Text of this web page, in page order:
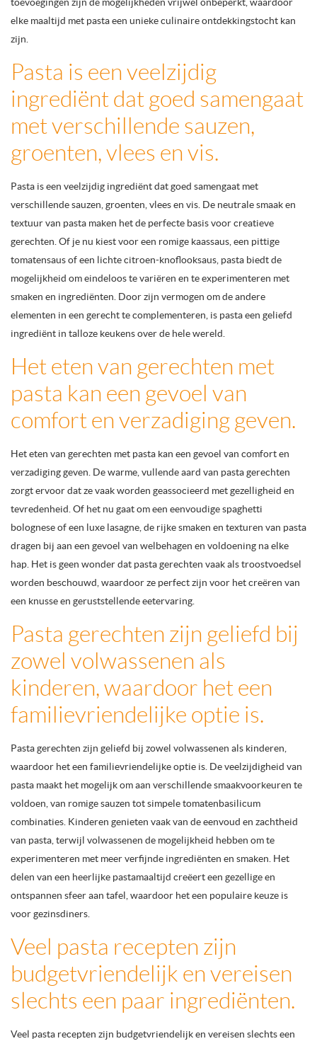
elke maaltijd met pasta een unieke culinaire ontdekkingstocht kan
zijn.
Pasta is een veelzijdig
ingrediënt dat goed samengaat
met verschillende sauzen,
groenten, vlees en vis.
Pasta is een veelzijdig ingrediënt dat goed samengaat met
verschillende sauzen, groenten, vlees en vis. De neutrale smaak en
textuur van pasta maken het de perfecte basis voor creatieve
gerechten. Of je nu kiest voor een romige kaassaus, een pittige
tomatensaus of een lichte citroen-knoflooksaus, pasta biedt de
mogelijkheid om eindeloos te variëren en te experimenteren met
smaken en ingrediënten. Door zijn vermogen om de andere
elementen in een gerecht te complementeren, is pasta een geliefd
ingrediënt in talloze keukens over de hele wereld.
Het eten van gerechten met
pasta kan een gevoel van
comfort en verzadiging geven.
Het eten van gerechten met pasta kan een gevoel van comfort en
verzadiging geven. De warme, vullende aard van pasta gerechten
zorgt ervoor dat ze vaak worden geassocieerd met gezelligheid en
tevredenheid. Of het nu gaat om een eenvoudige spaghetti
bolognese of een luxe lasagne, de rijke smaken en texturen van pasta
dragen bij aan een gevoel van welbehagen en voldoening na elke
hap. Het is geen wonder dat pasta gerechten vaak als troostvoedsel
worden beschouwd, waardoor ze perfect zijn voor het creëren van
een knusse en geruststellende eetervaring.
Pasta gerechten zijn geliefd bij
zowel volwassenen als
kinderen, waardoor het een
familievriendelijke optie is.
Pasta gerechten zijn geliefd bij zowel volwassenen als kinderen,
waardoor het een familievriendelijke optie is. De veelzijdigheid van
pasta maakt het mogelijk om aan verschillende smaakvoorkeuren te
voldoen, van romige sauzen tot simpele tomatenbasilicum
combinaties. Kinderen genieten vaak van de eenvoud en zachtheid
van pasta, terwijl volwassenen de mogelijkheid hebben om te
experimenteren met meer verfijnde ingrediënten en smaken. Het
delen van een heerlijke pastamaaltijd creëert een gezellige en
ontspannen sfeer aan tafel, waardoor het een populaire keuze is
voor gezinsdiners.
Veel pasta recepten zijn
budgetvriendelijk en vereisen
slechts een paar ingrediënten.
Veel pasta recepten zijn budgetvriendelijk en vereisen slechts een